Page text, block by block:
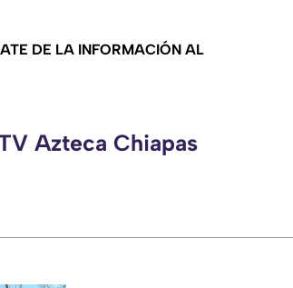
DE LA INFORMACIÓN AL
Azteca Chiapas